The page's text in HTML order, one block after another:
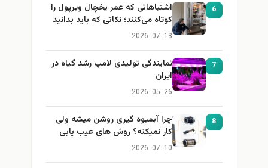
6
اشتباهاتی که عمر یخچال ویرپول را
کوتاه می‌کنند؛ نکاتی که باید بدانید
2026-07-13
7
نمایندگی تولیدی لامپ رشد گیاه در
ایران
2026-05-26
8
چرا آبمیوه گیری روشن میشه ولی
کار نمیکنه؟ روش های عیب یابی
2026-07-10